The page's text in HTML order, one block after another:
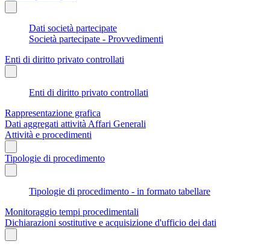
Dati società partecipate
Società partecipate - Provvedimenti
Enti di diritto privato controllati
Enti di diritto privato controllati
Rappresentazione grafica
Dati aggregati attività Affari Generali
Attività e procedimenti
Tipologie di procedimento
Tipologie di procedimento - in formato tabellare
Monitoraggio tempi procedimentali
Dichiarazioni sostitutive e acquisizione d'ufficio dei dati